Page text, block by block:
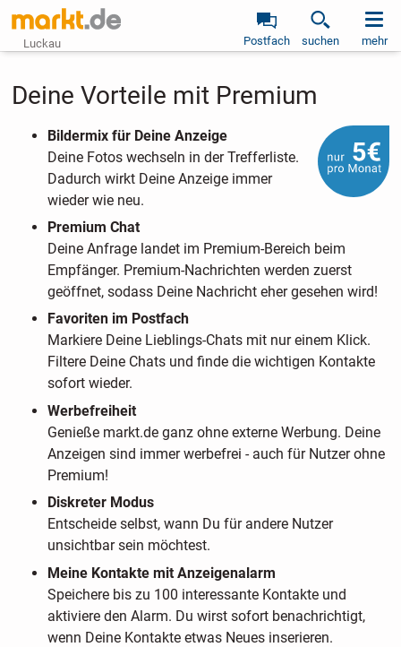
Luckau Postfach suchen mehr
Deine Vorteile mit Premium
Bildermix für Deine Anzeige
Deine Fotos wechseln in der Trefferliste.
Dadurch wirkt Deine Anzeige immer
wieder wie neu.
Premium Chat
Deine Anfrage landet im Premium-Bereich beim
Empfänger. Premium-Nachrichten werden zuerst
geöffnet, sodass Deine Nachricht eher gesehen wird!
Favoriten im Postfach
Markiere Deine Lieblings-Chats mit nur einem Klick.
Filtere Deine Chats und finde die wichtigen Kontakte
sofort wieder.
Werbefreiheit
Genieße markt.de ganz ohne externe Werbung. Deine
Anzeigen sind immer werbefrei - auch für Nutzer ohne
Premium!
Diskreter Modus
Entscheide selbst, wann Du für andere Nutzer
unsichtbar sein möchtest.
Meine Kontakte mit Anzeigenalarm
Speichere bis zu 100 interessante Kontakte und
aktiviere den Alarm. Du wirst sofort benachrichtigt,
wenn Deine Kontakte etwas Neues inserieren.